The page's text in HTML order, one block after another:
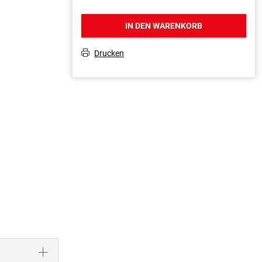
IN DEN WARENKORB
T Drucken